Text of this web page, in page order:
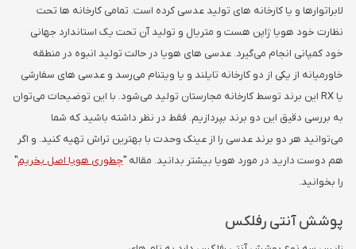
لابراتوارها و یا کارخانه های تولید عدسی کرده است. تمامی کارخانه ها تحت
نظارت خود هویا ژاپن هست و متریال و تولید آن تحت یک استاندارد جهانی
خود کمپانی انجام می‌گیرد. عدسی های هویا در حالت تولید انبوه در منطقه
خاورمیانه از یکی از دو کارخانه تایلند و یا ویتنام می‌رسد و عدسی های سفارشی
یا RX این برند توسط کارخانه مجارستان تولید می‌شود. با این توضیحات می‌توان
به بررسی دقیق این دو برند بپردازیم. فقط در نظر داشته باشید که شما
می‌توانید هر دو برند عدسی را از عینک وحدت با بهترین تراش تهیه کنید. و اگر
هم دوست دارید در مورد هویا بیشتر بدانید. مقاله "چطوری هویا اصل بخریم"
را بخوانید.
پوشش آنتی رفلکس